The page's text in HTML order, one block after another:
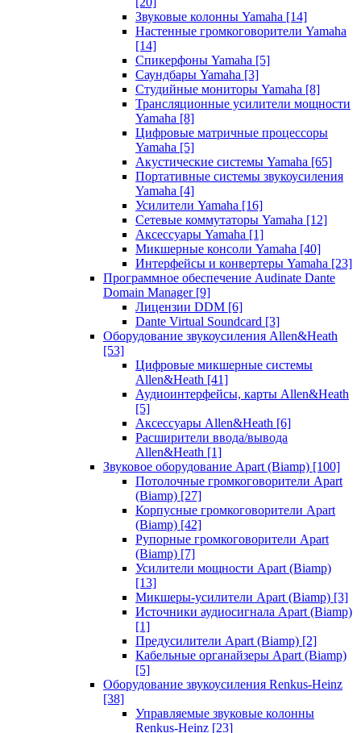
Звуковые колонны Yamaha [14]
Настенные громкоговорители Yamaha
[14]
Спикерфоны Yamaha [5]
Саундбары Yamaha [3]
Студийные мониторы Yamaha [8]
Трансляционные усилители мощности
Yamaha [8]
Цифровые матричные процессоры
Yamaha [5]
Акустические системы Yamaha [65]
Портативные системы звукоусиления
Yamaha [4]
Усилители Yamaha [16]
Сетевые коммутаторы Yamaha [12]
Аксессуары Yamaha [1]
Микшерные консоли Yamaha [40]
Интерфейсы и конвертеры Yamaha [23]
Программное обеспечение Audinate Dante
Domain Manager [9]
Лицензии DDM [6]
Dante Virtual Soundcard [3]
Оборудование звукоусиления Allen&Heath
[53]
Цифровые микшерные системы
Allen&Heath [41]
Аудиоинтерфейсы, карты Allen&Heath
[5]
Аксессуары Allen&Heath [6]
Расширители ввода/вывода
Allen&Heath [1]
Звуковое оборудование Apart (Biamp) [100]
Потолочные громкоговорители Apart
(Biamp) [27]
Корпусные громкоговорители Apart
(Biamp) [42]
Рупорные громкоговорители Apart
(Biamp) [7]
Усилители мощности Apart (Biamp)
[13]
Микшеры-усилители Apart (Biamp) [3]
Источники аудиосигнала Apart (Biamp)
[1]
Предусилители Apart (Biamp) [2]
Кабельные органайзеры Apart (Biamp)
[5]
Оборудование звукоусиления Renkus-Heinz
[38]
Управляемые звуковые колонны
Renkus-Heinz [23]